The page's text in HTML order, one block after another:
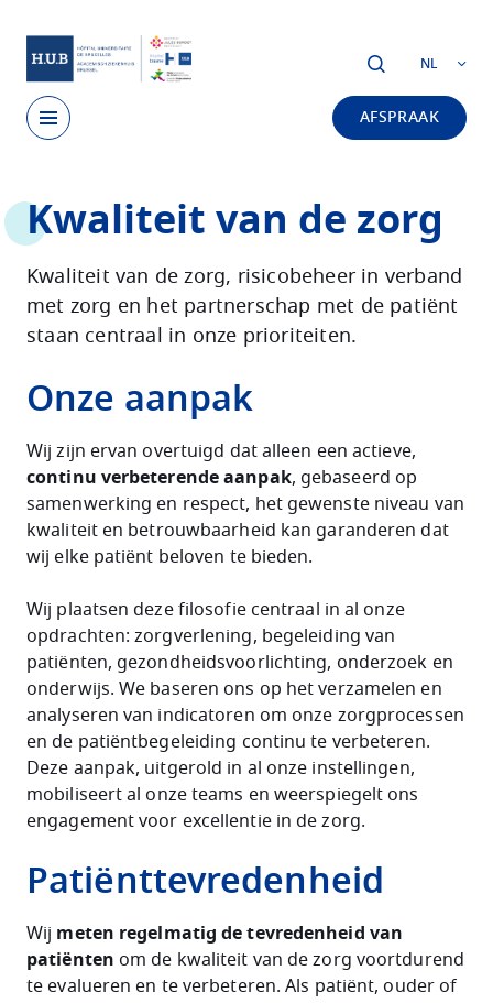
NL
AFSPRAAK
to
mainKwaliteit van de zorg
Kwaliteit van de zorg, risicobeheer in verband
met zorg en het partnerschap met de patiënt
staan centraal in onze prioriteiten.
Onze aanpak
Wij zijn ervan overtuigd dat alleen een actieve,
continu verbeterende aanpak, gebaseerd op
samenwerking en respect, het gewenste niveau van
kwaliteit en betrouwbaarheid kan garanderen dat
wij elke patiënt beloven te bieden.
Wij plaatsen deze filosofie centraal in al onze
opdrachten: zorgverlening, begeleiding van
patiënten, gezondheidsvoorlichting, onderzoek en
onderwijs. We baseren ons op het verzamelen en
analyseren van indicatoren om onze zorgprocessen
en de patiëntbegeleiding continu te verbeteren.
Deze aanpak, uitgerold in al onze instellingen,
mobiliseert al onze teams en weerspiegelt ons
engagement voor excellentie in de zorg.
Patiënttevredenheid
Wij meten regelmatig de tevredenheid van
patiënten om de kwaliteit van de zorg voortdurend
te evalueren en te verbeteren. Als patiënt, ouder of